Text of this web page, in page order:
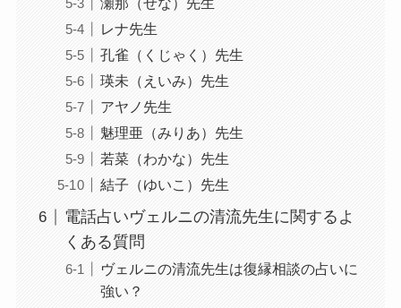
レナ先生
孔雀（くじゃく）先生
瑛未（えいみ）先生
アヤノ先生
魅理亜（みりあ）先生
若菜（わかな）先生
結子（ゆいこ）先生
電話占いヴェルニの清流先生に関するよ
くある質問
ヴェルニの清流先生は復縁相談の占いに
強い？